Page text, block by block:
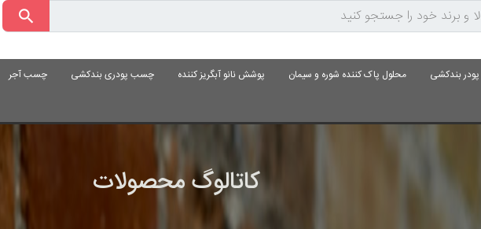
پودر بندکشی محلول پاک کننده شوره و سیمان پوشش نانو آبگریز کننده چسب پودری بندکشی
چسب آجر
کاتالوگ محصولات